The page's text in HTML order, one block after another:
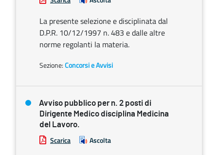
La presente selezione e disciplinata dal
D.P.R. 10/12/1997 n. 483 e dalle altre
norme regolanti la materia.
Sezione:Concorsi e Avvisi
Avviso pubblico per n. 2 posti di
Dirigente Medico disciplina Medicina
del Lavoro.
Scarica Ascolta